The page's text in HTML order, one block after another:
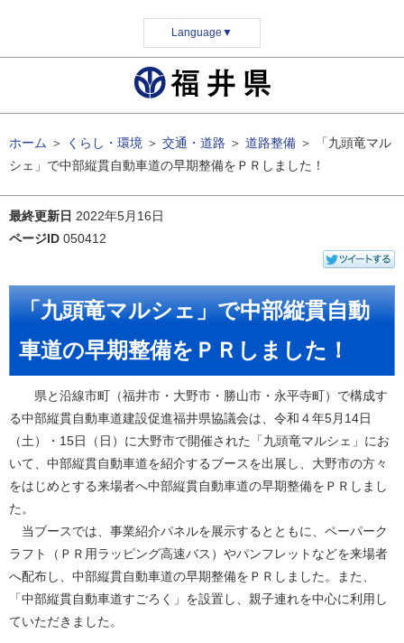
Language ▼
ホーム ＞ くらし・環境 ＞ 交通・道路 ＞ 道路整備 ＞
「九頭竜マル
シェ」で中部縦貫自動車道の早期整備をＰＲしました！
最終更新日 2022年5月16日
ページID 050412
「九頭竜マルシェ」で中部縦貫自動
車道の早期整備をＰＲしました！
県と沿線市町（福井市・大野市・勝山市・永平寺町）で構成す
る中部縦貫自動車道建設促進福井県協議会は、令和４年5月14日
（土）・15日（日）に大野市で開催された「九頭竜マルシェ」にお
いて、中部縦貫自動車道を紹介するブースを出展し、大野市の方々
をはじめとする来場者へ中部縦貫自動車道の早期整備をＰＲしまし
た。
当ブースでは、事業紹介パネルを展示するとともに、ペーパーク
ラフト（ＰＲ用ラッピング高速バス）やパンフレットなどを来場者
へ配布し、中部縦貫自動車道の早期整備をＰＲしました。また、
「中部縦貫自動車道すごろく」を設置し、親子連れを中心に利用し
ていただきました。